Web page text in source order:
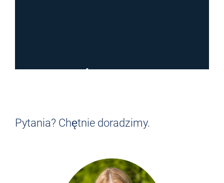
Pytania? Chętnie doradzimy.